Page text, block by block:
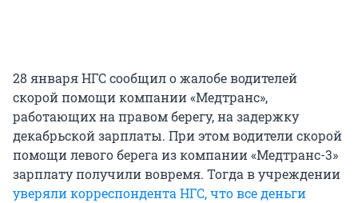
28 января НГС сообщил о жалобе водителей
скорой помощи компании «Медтранс»,
работающих на правом берегу, на задержку
декабрьской зарплаты. При этом водители скорой
помощи левого берега из компании «Медтранс-3»
зарплату получили вовремя. Тогда в учреждении
уверяли корреспондента НГС, что все деньги